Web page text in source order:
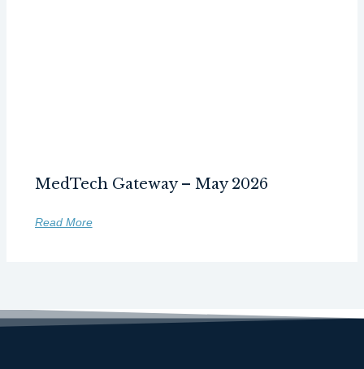
MedTech Gateway – May 2026
Read More